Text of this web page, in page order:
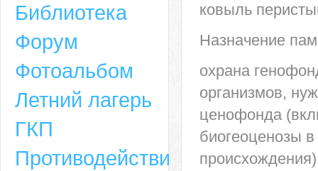
Адрес
6-49, электронный адрес: aja_70@mail.ru
ковыль
Назначение
охрана
организмов,
ценофонда
биогеоценозы в
Библиотека
Форум
Фотоальбом
Летний лагерь
ГКП
Противодействие